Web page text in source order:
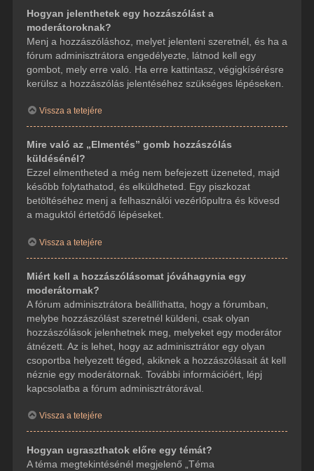
Hogyan jelenthetek egy hozzászólást a
moderátoroknak?
Menj a hozzászóláshoz, melyet jelenteni szeretnél, és ha a
fórum adminisztrátora engedélyezte, látnod kell egy
gombot, mely erre való. Ha erre kattintasz, végigkísérésre
kerülsz a hozzászólás jelentéséhez szükséges lépéseken.
Vissza a tetejére
Mire való az „Elmentés” gomb hozzászólás
küldésénél?
Ezzel elmentheted a még nem befejezett üzeneted, majd
később folytathatod, és elküldheted. Egy piszkozat
betöltéséhez menj a felhasználói vezérlőpultra és kövesd
a maguktól értetődő lépéseket.
Vissza a tetejére
Miért kell a hozzászólásomat jóváhagynia egy
moderátornak?
A fórum adminisztrátora beállíthatta, hogy a fórumban,
melybe hozzászólást szeretnél küldeni, csak olyan
hozzászólások jelenhetnek meg, melyeket egy moderátor
átnézett. Az is lehet, hogy az adminisztrátor egy olyan
csoportba helyezett téged, akiknek a hozzászólásait át kell
néznie egy moderátornak. További információért, lépj
kapcsolatba a fórum adminisztrátorával.
Vissza a tetejére
Hogyan ugraszthatok előre egy témát?
A téma megtekintésénél megjelenő „Téma